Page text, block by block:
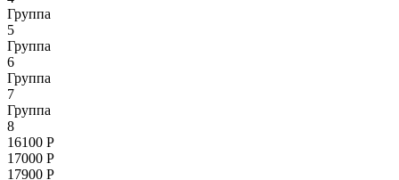
Группа
5
Группа
6
Группа
7
Группа
8
16100 Р
17000 Р
17900 Р